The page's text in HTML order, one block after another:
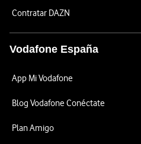
Contratar DAZN
Vodafone España
App Mi Vodafone
Blog Vodafone Conéctate
Plan Amigo